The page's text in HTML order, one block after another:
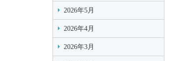
2026年5月
2026年4月
2026年3月